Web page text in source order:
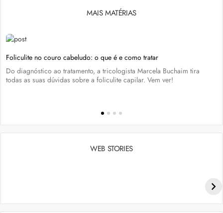
MAIS MATÉRIAS
Foliculite no couro cabeludo: o que é e como tratar
Do diagnóstico ao tratamento, a tricologista Marcela Buchaim tira
todas as suas dúvidas sobre a foliculite capilar. Vem ver!
WEB STORIES